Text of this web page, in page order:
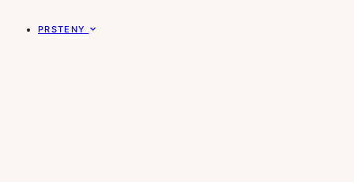
PRSTENY